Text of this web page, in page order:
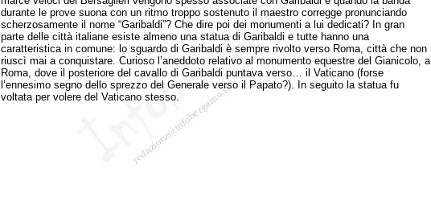
durante le prove suona con un ritmo troppo sostenuto il maestro corregge pronunciando
scherzosamente il nome “Garibaldi”? Che dire poi dei monumenti a lui dedicati? In gran
parte delle città italiane esiste almeno una statua di Garibaldi e tutte hanno una
caratteristica in comune: lo sguardo di Garibaldi è sempre rivolto verso Roma, città che non
riuscì mai a conquistare. Curioso l’aneddoto relativo al monumento equestre del Gianicolo, a
Roma, dove il posteriore del cavallo di Garibaldi puntava verso… il Vaticano (forse
l’ennesimo segno dello sprezzo del Generale verso il Papato?). In seguito la statua fu
voltata per volere del Vaticano stesso.